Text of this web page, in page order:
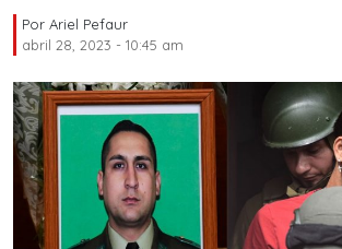
Por Ariel Pefaur
abril 28, 2023 - 10:45 am